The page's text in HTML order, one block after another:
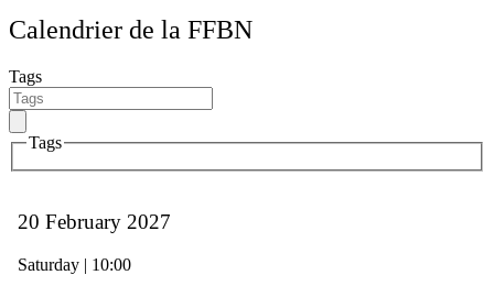
Calendrier de la FFBN
Tags
Tags
20 February 2027
Saturday | 10:00